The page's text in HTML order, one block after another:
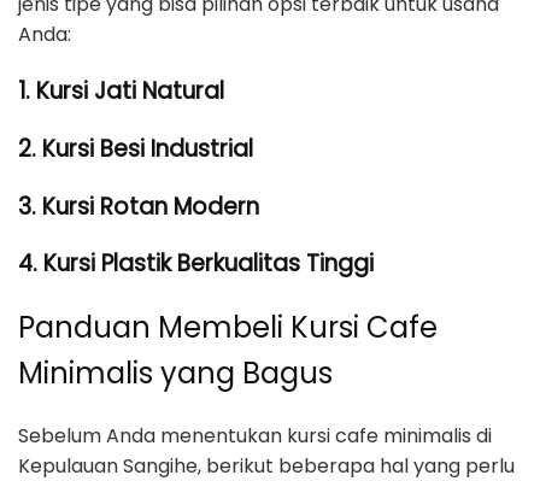
Anda:
1. Kursi Jati Natural
2. Kursi Besi Industrial
3. Kursi Rotan Modern
4. Kursi Plastik Berkualitas Tinggi
Panduan Membeli Kursi Cafe
Minimalis yang Bagus
Sebelum Anda menentukan kursi cafe minimalis di
Kepulauan Sangihe, berikut beberapa hal yang perlu